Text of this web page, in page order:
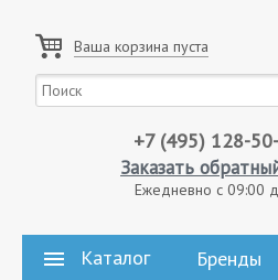
Ваша корзина пуста
+7 (495) 128-
Заказать
Ежедневно с 09:00
Каталог Бренды